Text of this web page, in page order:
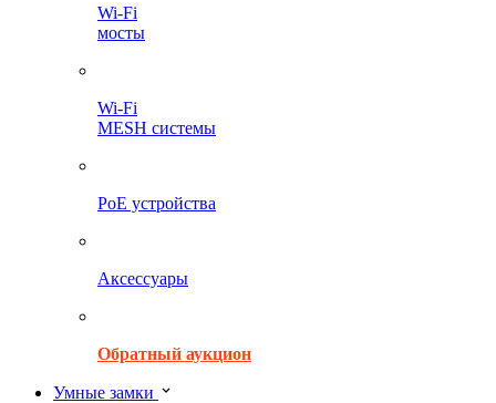
Wi-Fi
мосты
Wi-Fi
MESH системы
PoE устройства
Аксессуары
Обратный аукцион
Умные замки